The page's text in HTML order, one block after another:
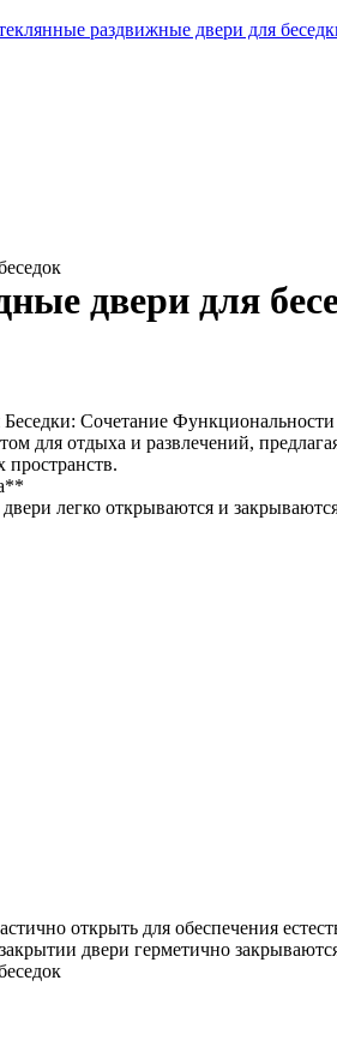
раздвижные двери для
двери для
Сочетание
для отдыха и развлечений,
пространств.
легко открываются и
открыть для обеспечения
двери герметично